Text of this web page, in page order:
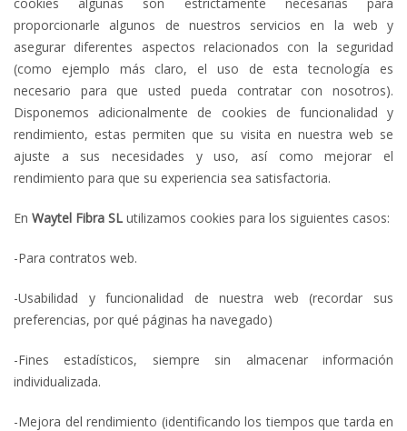
proporcionarle algunos de nuestros servicios en la web y
asegurar diferentes aspectos relacionados con la seguridad
(como ejemplo más claro, el uso de esta tecnología es
necesario para que usted pueda contratar con nosotros).
Disponemos adicionalmente de cookies de funcionalidad y
rendimiento, estas permiten que su visita en nuestra web se
ajuste a sus necesidades y uso, así como mejorar el
rendimiento para que su experiencia sea satisfactoria.
En Waytel Fibra SL utilizamos cookies para los siguientes casos:
-Para contratos web.
-Usabilidad y funcionalidad de nuestra web (recordar sus
preferencias, por qué páginas ha navegado)
-Fines estadísticos, siempre sin almacenar información
individualizada.
-Mejora del rendimiento (identificando los tiempos que tarda en